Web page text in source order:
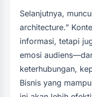
Selanjutnya,
architecture.”
informasi, tetapi
emosi
keterhubungan,
Bisnis yang